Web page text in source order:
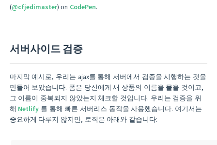
(@cfjedimaster) on CodePen.
서버사이드 검증
마지막 예시로, 우리는 ajax를 통해 서버에서 검증을 시행하는 것을
만들어 보았습니다. 폼은 당신에게 새 상품의 이름을 물을 것이고,
그 이름이 중복되지 않았는지 체크할 것입니다. 우리는 검증을 위
해 Netlify 를 통해 빠른 서버리스 동작을 사용했습니다. 여기서는
중요하게 다루지 않지만, 로직은 아래와 같습니다: